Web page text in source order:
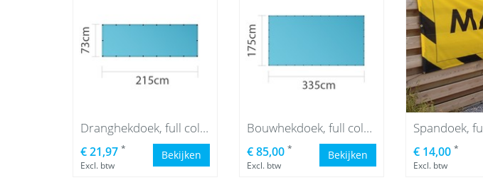
Dranghekdoek, full colour
€ 21,97 *
Excl. btw
Bekijken
Bouwhekdoek, full colour
€ 85,00 *
Excl. btw
Bekijken
Spandoek,
€ 14,00 *
Excl. btw